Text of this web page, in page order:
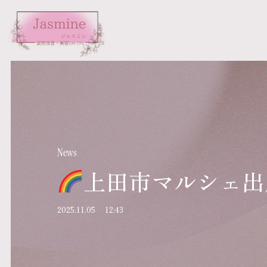
News
上田市マルシェ
2025.11.05 12:43